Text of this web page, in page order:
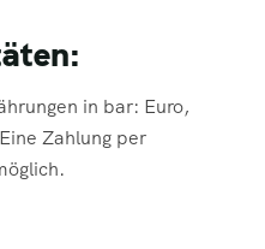
in bar: Euro,
Zahlung per